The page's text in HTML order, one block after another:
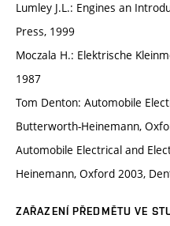
Lumley J.L.: Engines an
Press, 1999
Moczala H.: Elektrische
1987
Tom Denton: Automobile
Butterworth-Heinemann,
Automobile Electrical and
Heinemann, Oxford 2003,
ZAŘAZENÍ PŘEDMĚTU VE